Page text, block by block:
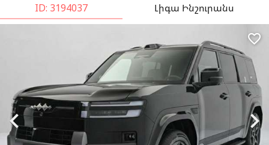
ID: 3194037 Լիգա Ինշուրանս
favorite_border
 